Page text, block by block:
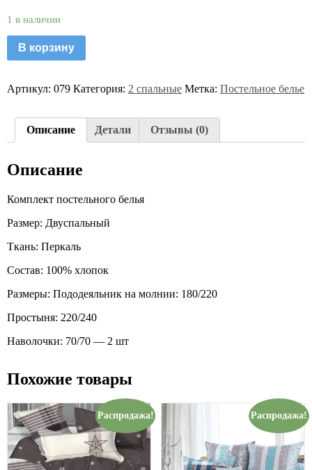
1 в наличии
В корзину
Артикул: 079 Категория: 2 спальные Метка: Постельное белье
Описание Детали Отзывы (0)
Описание
Комплект постельного белья
Размер: Двуспальный
Ткань: Перкаль
Состав: 100% хлопок
Размеры: Пододеяльник на молнии: 180/220
Простыня: 220/240
Наволочки: 70/70 — 2 шт
Похожие товары
Распродажа! Распродажа!